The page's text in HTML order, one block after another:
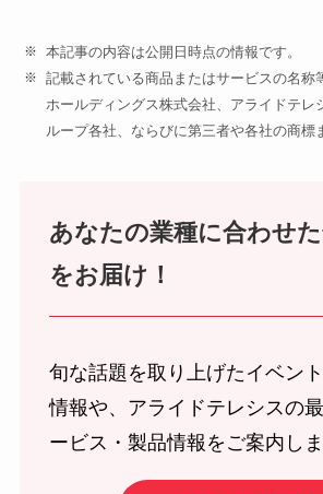
本記事の内容は公開日時点の情報です。
記載されている商品またはサービスの名称
ホールディングス株式会社、アライドテレ
ループ各社、ならびに第三者や各社の商標
あなたの業種に合わせ
をお届け！
旬な話題を取り上げたイベン
情報や、アライドテレシスの
ービス・製品情報をご案内しま